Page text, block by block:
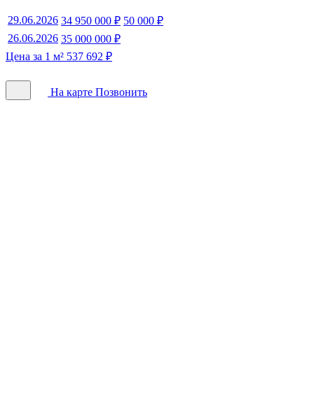
29.06.2026 34 950 000 ₽ 50 000 ₽
26.06.2026 35 000 000 ₽
Цена за 1 м² 537 692 ₽
На карте Позвонить